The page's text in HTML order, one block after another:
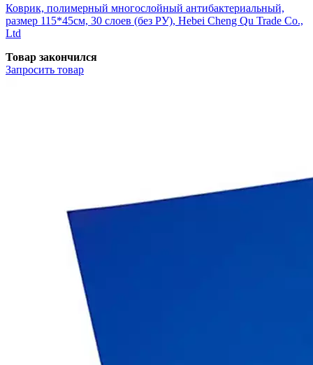
Коврик, полимерный многослойный антибактериальный,
размер 115*45см, 30 слоев (без РУ), Hebei Cheng Qu Trade Co.,
Ltd
Товар закончился
Запросить товар